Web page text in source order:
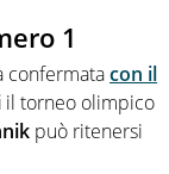
1
confermatacon il
il torneo olimpico
può ritenersi